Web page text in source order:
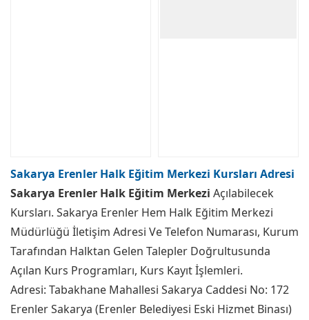
Sakarya Erenler Halk Eğitim Merkezi Kursları Adresi
Sakarya Erenler Halk Eğitim Merkezi Açılabilecek
Kursları. Sakarya Erenler Hem Halk Eğitim Merkezi
Müdürlüğü İletişim Adresi Ve Telefon Numarası, Kurum
Tarafından Halktan Gelen Talepler Doğrultusunda
Açılan Kurs Programları, Kurs Kayıt İşlemleri.
Adresi: Tabakhane Mahallesi Sakarya Caddesi No: 172
Erenler Sakarya (Erenler Belediyesi Eski Hizmet Binası)